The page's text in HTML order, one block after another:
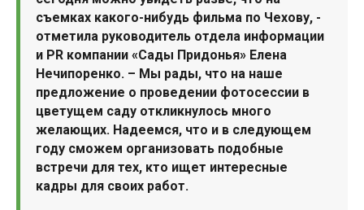
съемках какого-нибудь фильма по Чехову, -
отметила руководитель отдела информации
и PR компании «Сады Придонья» Елена
Нечипоренко. – Мы рады, что на наше
предложение о проведении фотосессии в
цветущем саду откликнулось много
желающих. Надеемся, что и в следующем
году сможем организовать подобные
встречи для тех, кто ищет интересные
кадры для своих работ.